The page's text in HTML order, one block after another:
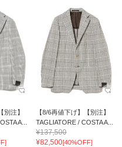
別注】
A...
【8/6再値下げ】【別注】
TAGLIATORE / COSTA A...
¥137,500
¥82,500[40%OFF]